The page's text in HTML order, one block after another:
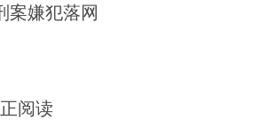
案嫌犯落网
阅读